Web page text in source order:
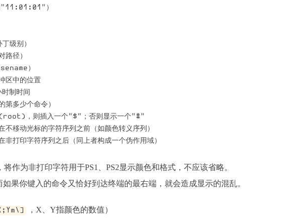
）
级别）
径）
）
中的位置
制时间
多少个命令）
，则插入一个"$"；否则显示一个"#"
动光标的字符序列之前（如颜色转义序列）
作为非打印字符用于PS1、PS2显示颜色和格式，不应该省略。
果你键入的命令又恰好到达终端的最右端，就会造成显示的混乱。
，X、Y指颜色的数值）